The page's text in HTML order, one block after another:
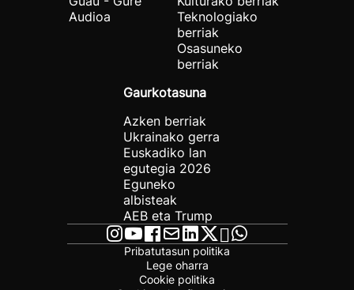
Audioa
Teknologiako
berriak
Osasuneko
berriak
Gaurkotasuna
Azken berriak
Ukrainako gerra
Euskadiko lan
egutegia 2026
Eguneko
albisteak
AEB eta Trump
Pribatutasun politika
Lege oharra
Cookie politika